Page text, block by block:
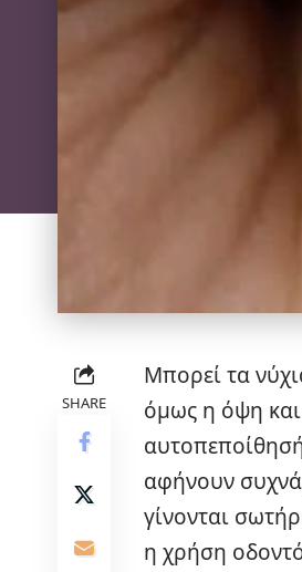
SHARE
Μπορεί τα
όμως η όψη και
αφήνουν συχνά
γίνονται
η χρήση